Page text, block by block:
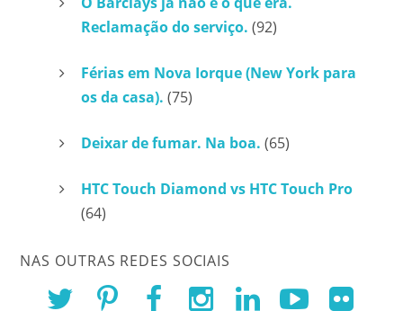
Reclamação do serviço. (92)
Férias em Nova Iorque (New York para
os da casa). (75)
Deixar de fumar. Na boa. (65)
HTC Touch Diamond vs HTC Touch Pro
(64)
NAS OUTRAS REDES SOCIAIS